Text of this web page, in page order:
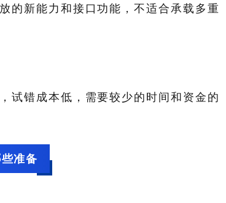
的新能力和接口功能，不适合承载多重
试错成本低，需要较少的时间和资金的
准备